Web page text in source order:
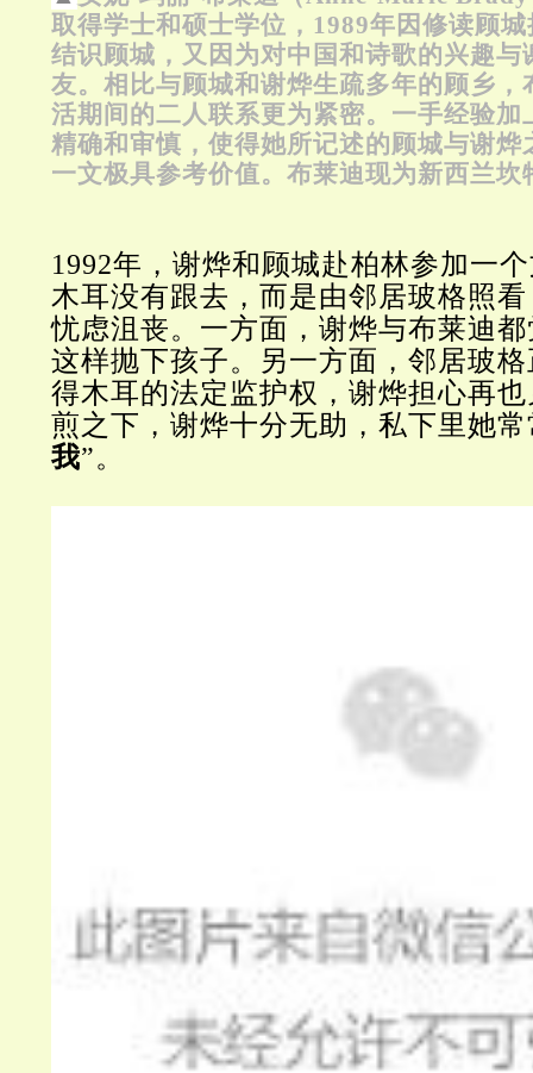
取得学士和硕士学位，1989年因修读顾
结识顾城，又因为对中国和诗歌的兴趣与
友。相比与顾城和谢烨生疏多年的顾乡，
活期间的二人联系更为紧密。一手经验加
精确和审慎，使得她所记述的顾城与谢烨
一文极具参考价值。布莱迪现为新西兰坎
1992年，谢烨和顾城赴柏林参加一
木耳没有跟去，而是由邻居玻格照
忧虑沮丧。一方面，谢烨与布莱迪
这样抛下孩子。另一方面，邻居玻
得木耳的法定监护权，谢烨担心再
煎之下，谢烨十分无助，私下里她常
我”。